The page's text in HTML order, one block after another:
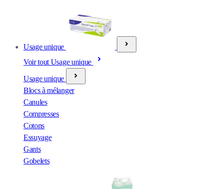
Usage unique
Voir tout Usage unique
Usage unique
Blocs à mélanger
Canules
Compresses
Cotons
Essuyage
Gants
Gobelets